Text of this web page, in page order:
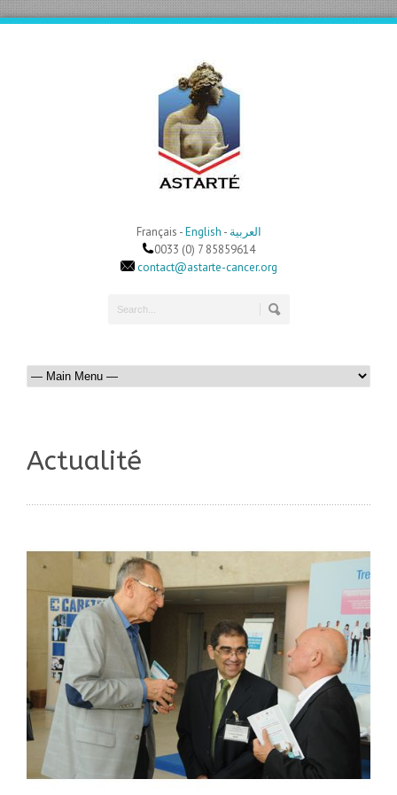
Français -English - العربية
0033 (0) 7 85859614
contact@astarte-cancer.org
Actualité